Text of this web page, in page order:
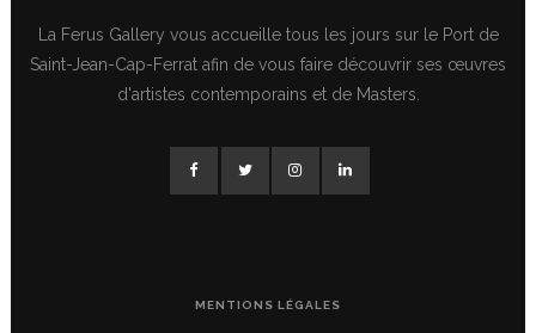
La Ferus Gallery vous accueille tous les jours sur le Port de
Saint-Jean-Cap-Ferrat afin de vous faire découvrir ses œuvres
d'artistes contemporains et de Masters.
MENTIONS LÉGALES